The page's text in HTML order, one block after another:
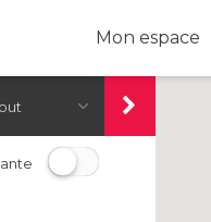
Mon espace